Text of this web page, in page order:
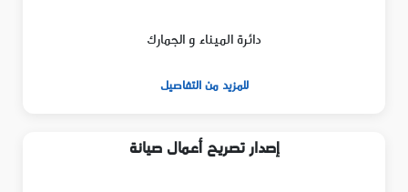
دائرة الميناء و الجمارك
للمزيد من التفاصيل
إصدار تصريح أعمال صيانة